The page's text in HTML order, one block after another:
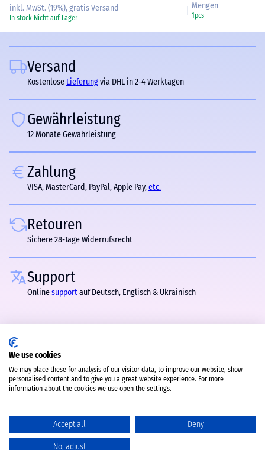
inkl. MwSt. (19%), gratis Versand
In stock Nicht auf Lager
Mengen
1pcs
Versand
Kostenlose Lieferungvia DHL in 2-4 Werktagen
Gewährleistung
12 Monate Gewährleistung
Zahlung
VISA, MasterCard, PayPal, Apple Pay,etc.
Retouren
Sichere 28-Tage Widerrufsrecht
Support
Onlinesupportauf Deutsch, Englisch & Ukrainisch
We use cookies
We may place these for analysis of our visitor data, to improve our website, show
personalised content and to give you a great website experience. For more
information about the cookies we use open the settings.
Accept all Deny
No, adjust